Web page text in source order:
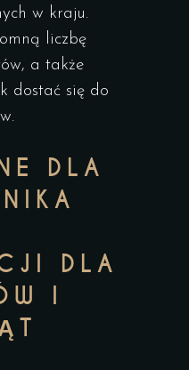
w kraju.
liczbę
a także
dostać się do
DLA
DLA
I